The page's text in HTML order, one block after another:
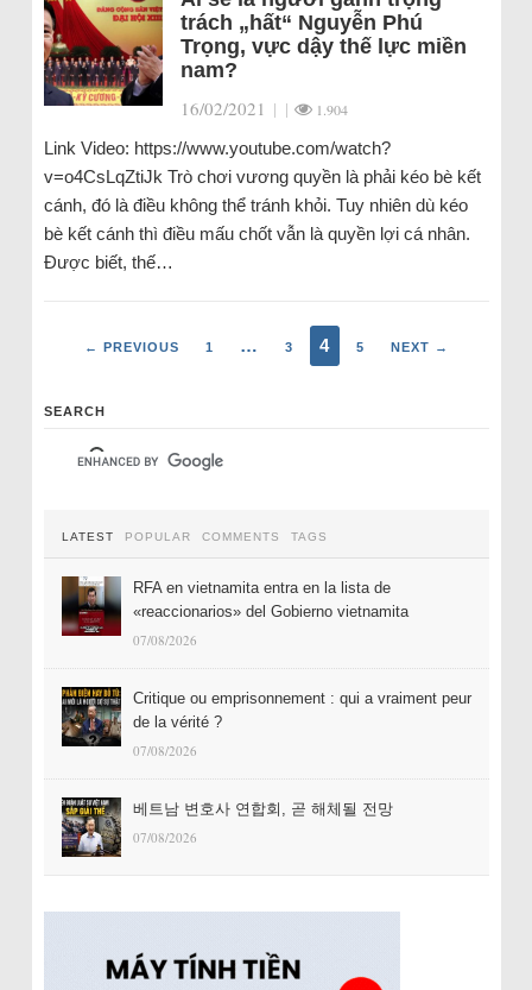
trách „hất“ Nguyễn Phú
Trọng, vực dậy thế lực miền
nam?
16/02/2021 | | 1.904
Link Video: https://www.youtube.com/watch?
v=o4CsLqZtiJk Trò chơi vương quyền là phải kéo bè kết
cánh, đó là điều không thể tránh khỏi. Tuy nhiên dù kéo
bè kết cánh thì điều mấu chốt vẫn là quyền lợi cá nhân.
Được biết, thế…
← PREVIOUS 1 … 3 4 5 NEXT →
SEARCH
LATEST POPULAR COMMENTS TAGS
RFA en vietnamita entra en la lista de
«reaccionarios» del Gobierno vietnamita
07/08/2026
Critique ou emprisonnement : qui a vraiment peur
de la vérité ?
07/08/2026
베트남 변호사 연합회, 곧 해체될 전망
07/08/2026